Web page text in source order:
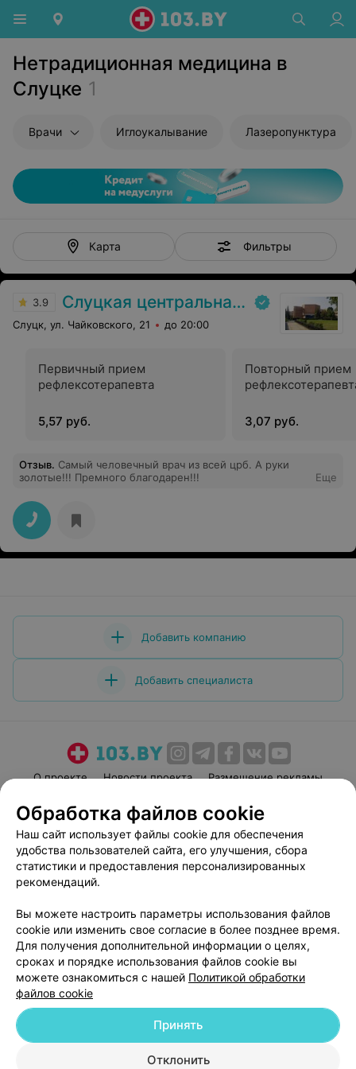
Нетрадиционная медицина в
Слуцке 1
Врачи Иглоукалывание Лазеропунктура
Карта Фильтры
3.9 Слуцкая центральная районная больница
Слуцк, ул. Чайковского, 21 до 20:00
Первичный прием
рефлексотерапевта
5,57 руб.
Повторный прием
3,07 руб.
Отзыв. Самый человечный врач из всей црб. А руки
золотые!!! Премного благодарен!!!
Еще
Добавить компанию
Добавить специалиста
О проекте Новости проекта
Размещение рекламы
Пользовательское соглашение
Способы оплаты
Вакансии
Партнеры
Написать руководителю 103.by
Персональные настройки cookie
Обработка персональных данных
© 2026 ООО «Артокс Лаб», УНП 191700409| 220012, Республика Беларусь,
г. Минск, улица Толбухина, 2, пом. 16 | help@103.by
Обработка файлов cookie
Наш сайт использует файлы cookie для обеспечения
удобства пользователей сайта, его улучшения, сбора
статистики и предоставления персонализированных
рекомендаций.
Вы можете настроить параметры использования файлов
cookie или изменить свое согласие в более позднее время.
Для получения дополнительной информации о целях,
сроках и порядке использования файлов cookie вы
можете ознакомиться с нашей Политикой обработки
файлов cookie
Отклонить
Принять